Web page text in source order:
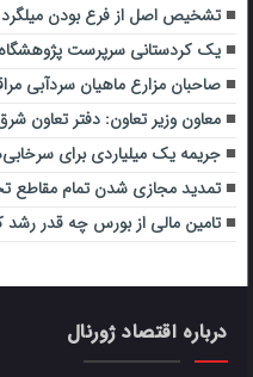
تشخیص اصل از فرع بودن میلگرد
یک کردستانی سرپرست پژوهشگاه
صاحبان مزارع ماهیان سردآبی
معاون وزیر تعاون: دفتر تعاون
جریمه یک میلیاردی برای
تمدید مجازی شدن تمام مقاطع
تامین مالی از بورس چه قدر رشد
درباره اقتصاد ژورنال